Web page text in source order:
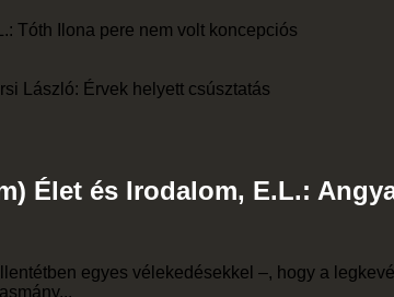
Tóth Ilona pere nem volt koncepciós
László: Érvek helyett csúsztatás
Élet és Irodalom, E.L.:
egyes vélekedésekkel –, hogy a